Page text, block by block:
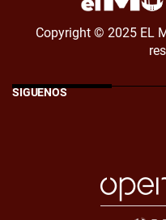
Copyright © 2025 EL
SÍGUENOS